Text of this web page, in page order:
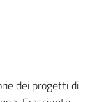
dei progetti di